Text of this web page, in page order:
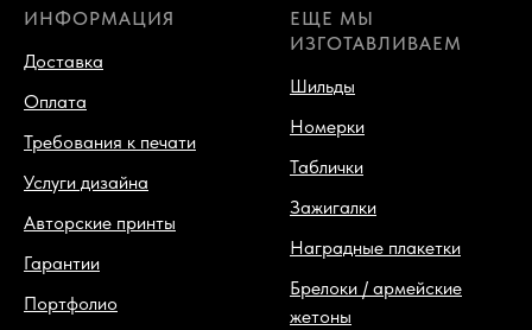
ИНФОРМАЦИЯ
Доставка
Оплата
Требования к печати
Услуги дизайна
Авторские принты
Гарантии
Портфолио
ЕЩЕ МЫ
ИЗГОТАВЛИВАЕМ
Шильды
Номерки
Таблички
Зажигалки
Наградные плакетки
Брелоки / армейские
жетоны